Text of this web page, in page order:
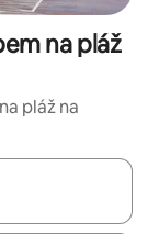
na pláž
pláž na
procházet pomocí